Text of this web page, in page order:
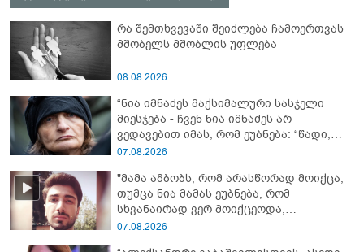
რა შემთხვევაში შეიძლება ჩამოერთვას
მშობელს მშობლის უფლება
08.08.2026
“ნია იმნაძეს მაქსიმალური სასჯელი
მიესჯება - ჩვენ ნია იმნაძეს არ
ვედავებით იმას, რომ ეუბნება: “წადი,
მოკალი“, ეს დაკვეთაა, ჩვენ ვამბობთ,
ავალიანის დედა
07.08.2026
"მამა ამბობს, რომ არასწორად მოიქცა,
თუმცა ნია მამას ეუბნება, რომ
სხვანაირად ვერ მოიქცეოდა,
თანამედროვე ეპოქაში სხვანაირად
07.08.2026